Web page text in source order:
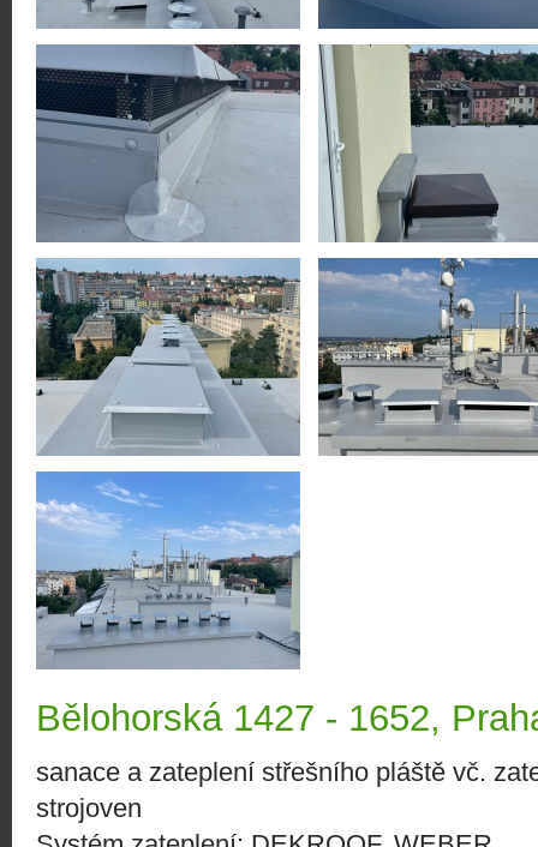
Bělohorská 1427 - 1652,
sanace a zateplení střešního pláště vč.
strojoven